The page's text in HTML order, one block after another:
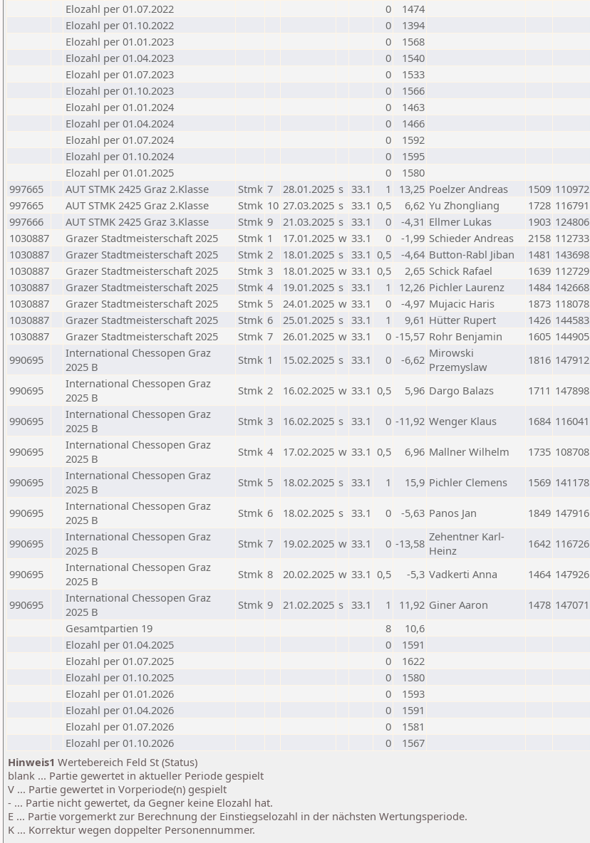
Elozahl per 01.07.2022
0
1474
Elozahl per 01.10.2022
0
1394
Elozahl per 01.01.2023
0
1568
Elozahl per 01.04.2023
0
1540
Elozahl per 01.07.2023
0
1533
Elozahl per 01.10.2023
0
1566
Elozahl per 01.01.2024
0
1463
Elozahl per 01.04.2024
0
1466
Elozahl per 01.07.2024
0
1592
Elozahl per 01.10.2024
0
1595
Elozahl per 01.01.2025
0
1580
997665
AUT STMK 2425 Graz 2.Klasse Stmk 7 28.01.2025 s 33.1 1 13,25 Poelzer Andreas 1509 110972
997665
AUT STMK 2425 Graz 2.Klasse Stmk 10 27.03.2025 s 33.1 0,5 6,62 Yu Zhongliang 1728 116791
997666
AUT STMK 2425 Graz 3.Klasse Stmk 9 21.03.2025 s 33.1 0 -4,31 Ellmer Lukas 1903 124806
1030887
Grazer Stadtmeisterschaft 2025 Stmk 1 17.01.2025 w 33.1 0 -1,99 Schieder Andreas 2158 112733
1030887
Grazer Stadtmeisterschaft 2025 Stmk 2 18.01.2025 s 33.1 0,5 -4,64 Button-Rabl Jiban 1481 143698
1030887
Grazer Stadtmeisterschaft 2025 Stmk 3 18.01.2025 w 33.1 0,5 2,65 Schick Rafael 1639 112729
1030887
Grazer Stadtmeisterschaft 2025 Stmk 4 19.01.2025 s 33.1 1 12,26 Pichler Laurenz 1484 142668
1030887
Grazer Stadtmeisterschaft 2025 Stmk 5 24.01.2025 w 33.1 0 -4,97 Mujacic Haris 1873 118078
1030887
Grazer Stadtmeisterschaft 2025 Stmk 6 25.01.2025 s 33.1 1 9,61 Hütter Rupert 1426 144583
1030887
Grazer Stadtmeisterschaft 2025 Stmk 7 26.01.2025 w 33.1 0 -15,57 Rohr Benjamin 1605 144905
990695
International Chessopen Graz
2025 B
Stmk 1 15.02.2025 s 33.1 0 -6,62 Mirowski
Przemyslaw
1816 147912
990695
International Chessopen Graz
2025 B
Stmk 2 16.02.2025 w 33.1 0,5 5,96 Dargo Balazs 1711 147898
990695
International Chessopen Graz
2025 B
Stmk 3 16.02.2025 s 33.1 0 -11,92 Wenger Klaus 1684 116041
990695
International Chessopen Graz
2025 B
Stmk 4 17.02.2025 w 33.1 0,5 6,96 Mallner Wilhelm 1735 108708
990695
International Chessopen Graz
2025 B
Stmk 5 18.02.2025 s 33.1 1 15,9 Pichler Clemens 1569 141178
990695
International Chessopen Graz
2025 B
Stmk 6 18.02.2025 s 33.1 0 -5,63 Panos Jan 1849 147916
990695
International Chessopen Graz
2025 B
Stmk 7 19.02.2025 w 33.1 0 -13,58 Zehentner Karl-
Heinz
1642 116726
990695
International Chessopen Graz
2025 B
Stmk 8 20.02.2025 w 33.1 0,5 -5,3 Vadkerti Anna 1464 147926
990695
International Chessopen Graz
2025 B
Stmk 9 21.02.2025 s 33.1 1 11,92 Giner Aaron 1478 147071
Gesamtpartien 19
8
10,6
Elozahl per 01.04.2025
0
1591
Elozahl per 01.07.2025
0
1622
Elozahl per 01.10.2025
0
1580
Elozahl per 01.01.2026
0
1593
Elozahl per 01.04.2026
0
1591
Elozahl per 01.07.2026
0
1581
Elozahl per 01.10.2026
0
1567
Hinweis1 Wertebereich Feld St (Status)
blank ... Partie gewertet in aktueller Periode gespielt
V ... Partie gewertet in Vorperiode(n) gespielt
- ... Partie nicht gewertet, da Gegner keine Elozahl hat.
E ... Partie vorgemerkt zur Berechnung der Einstiegselozahl in der nächsten Wertungsperiode.
K ... Korrektur wegen doppelter Personennummer.